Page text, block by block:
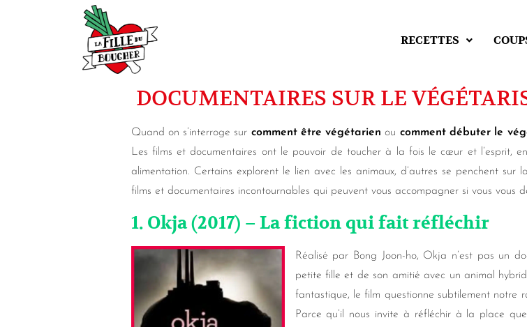
RECETTES
DOCUMENTAIRES SUR LE
Quand on s’interroge sur comment être végétarien ou comment débuter le
Les films et documentaires ont le pouvoir de toucher à la fois le cœur et l’esprit,
alimentation. Certains explorent le lien avec les animaux, d’autres se penchent sur la
films et documentaires incontournables qui peuvent vous accompagner si vous vous
1. Okja (2017) – La fiction qui fait réfléchir
Réalisé par Bong Joon-ho, Okja n’est pas un
petite fille et de son amitié avec un animal
fantastique, le film questionne subtilement notre
Parce qu’il nous invite à réfléchir à la place